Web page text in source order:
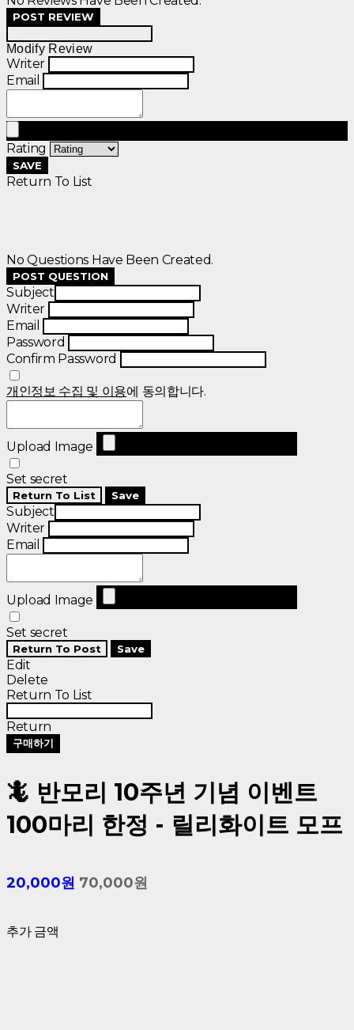
POST REVIEW
Modify Review
Writer
Email
Rating
SAVE
Return To List
No Questions Have Been Created.
POST QUESTION
Subject
Writer
Email
Password
Confirm Password
개인정보 수집 및 이용에 동의합니다.
Upload Image
Set secret
Return To List Save
Subject
Writer
Email
Upload Image
Set secret
Return To Post Save
Edit
Delete
Return To List
Return
구매하기
🦎 반모리 10주년 기념 이벤트
100마리 한정 - 릴리화이트 모프
20,000원 70,000원
추가 금액